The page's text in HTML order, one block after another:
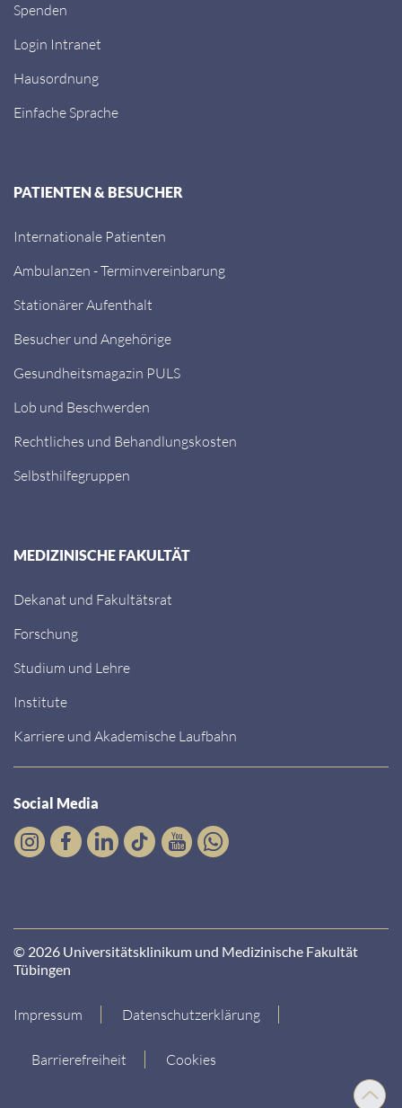
Nach
Spenden
Login Intranet
Hausordnung
Einfache Sprache
PATIENTEN & BESUCHER
Internationale Patienten
Ambulanzen - Terminvereinbarung
Stationärer Aufenthalt
Besucher und Angehörige
Gesundheitsmagazin PULS
Lob und Beschwerden
Rechtliches und Behandlungskosten
Selbsthilfegruppen
MEDIZINISCHE FAKULTÄT
Dekanat und Fakultätsrat
Forschung
Studium und Lehre
Institute
Karriere und Akademische Laufbahn
Social Media
© 2026 Universitätsklinikum und Medizinische Fakultät
Tübingen
Impressum Datenschutzerklärung
Barrierefreiheit Cookies